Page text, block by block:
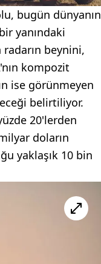
bugün dünyanın
yanındaki
radarın beynini,
kompozit
ise görünmeyen
belirtiliyor.
20'lerden
doların
yaklaşık 10 bin